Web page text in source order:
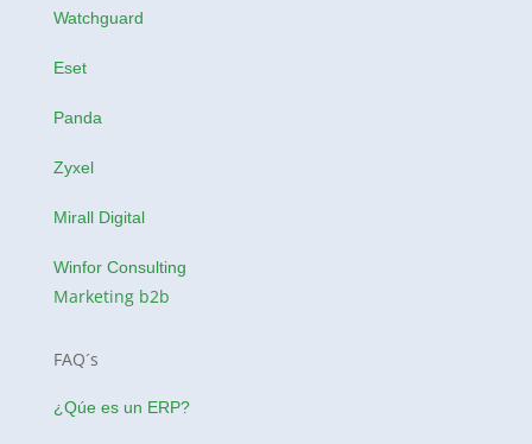
Watchguard
Eset
Panda
Zyxel
Mirall Digital
Winfor Consulting
Marketing b2b
FAQ´s
¿Qúe es un ERP?